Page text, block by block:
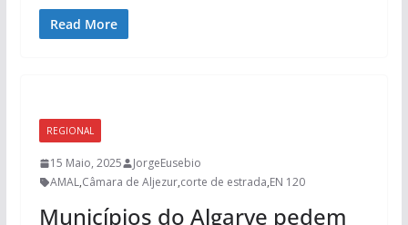
Read More
REGIONAL
15 Maio, 2025
JorgeEusebio
AMAL,Câmara de Aljezur,corte de estrada,EN 120
Municípios do Algarve pedem